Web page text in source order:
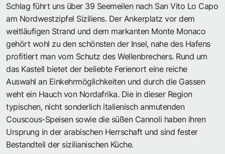
Schlag führt uns über 39 Seemeilen nach San Vito Lo Capo
am Nordwestzipfel Siziliens. Der Ankerplatz vor dem
weitläufigen Strand und dem markanten Monte Monaco
gehört wohl zu den schönsten der Insel, nahe des Hafens
profitiert man vom Schutz des Wellenbrechers. Rund um
das Kastell bietet der beliebte Ferienort eine reiche
Auswahl an Einkehrmöglichkeiten und durch die Gassen
weht ein Hauch von Nordafrika. Die in dieser Region
typischen, nicht sonderlich italienisch anmutenden
Couscous-Speisen sowie die süßen Cannoli haben ihren
Ursprung in der arabischen Herrschaft und sind fester
Bestandteil der sizilianischen Küche.